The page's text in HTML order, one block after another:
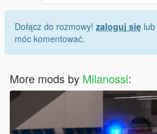
Dołącz do rozmowy! zaloguj się lub
móc komentować.
More mods by Milanossi: